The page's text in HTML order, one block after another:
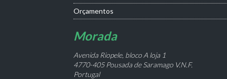
Orçamentos
Morada
Avenida Riopele, bloco A loja 1
4770-405 Pousada de Saramago V.N.F.
Portugal